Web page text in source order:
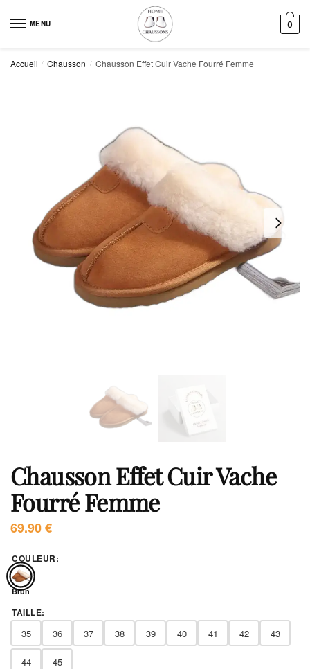
MENU 0
Accueil / Chausson / Chausson Effet Cuir Vache Fourré Femme
Chausson Effet Cuir Vache
Fourré Femme
69.90€
COULEUR:
Brun
TAILLE:
35 36 37 38 39 40 41 42 43
44
45